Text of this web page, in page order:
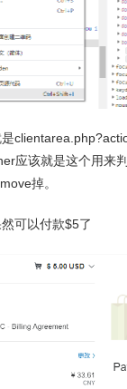
应该就是这个用来
掉。
可以付款$5了